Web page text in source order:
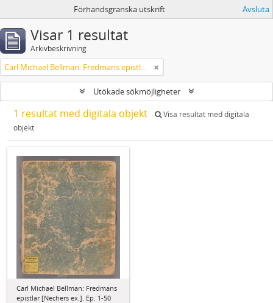
Förhandsgranska utskrift Avsluta
Visar 1 resultat
Arkivbeskrivning
Carl Michael Bellman: Fredmans epistlar [Nechers ex.]. Ep. 1-50
Utökade sökmöjligheter
1 resultat med digitala objekt
Visa resultat med digitala
objekt
Carl Michael Bellman: Fredmans
epistlar [Nechers ex.]. Ep. 1-50